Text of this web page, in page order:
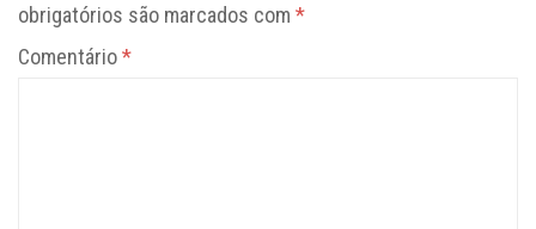
obrigatórios são marcados com *
Comentário*